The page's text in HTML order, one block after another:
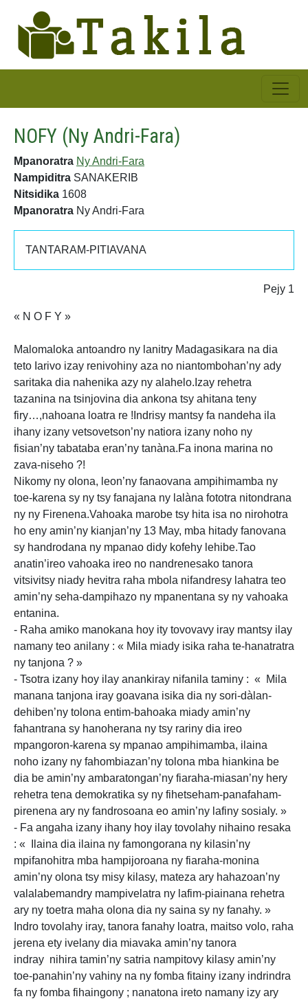
NOFY (Ny Andri-Fara)
Mpanoratra Ny Andri-Fara
Nampiditra SANAKERIB
Nitsidika 1608
Mpanoratra Ny Andri-Fara
TANTARAM-PITIAVANA
Pejy 1
« N O F Y »
Malomaloka antoandro ny lanitry Madagasikara na dia
teto Iarivo izay renivohiny aza no niantombohan’ny ady
saritaka dia nahenika azy ny alahelo.Izay rehetra
tazanina na tsinjovina dia ankona tsy ahitana teny
firy…,nahoana loatra re !Indrisy mantsy fa nandeha ila
ihany izany vetsovetson’ny natiora izany noho ny
fisian’ny tabataba eran’ny tanàna.Fa inona marina no
zava-niseho ?!
Nikomy ny olona, leon’ny fanaovana ampihimamba ny
toe-karena sy ny tsy fanajana ny lalàna fototra nitondrana
ny ny Firenena.Vahoaka marobe tsy hita isa no nirohotra
ho eny amin’ny kianjan’ny 13 May, mba hitady fanovana
sy handrodana ny mpanao didy kofehy lehibe.Tao
anatin’ireo vahoaka ireo no nandrenesako tanora
vitsivitsy niady hevitra raha mbola nifandresy lahatra teo
amin’ny seha-dampihazo ny mpanentana sy ny vahoaka
entanina.
- Raha amiko manokana hoy ity tovovavy iray mantsy ilay
namany teo anilany : « Mila miady isika raha te-hanatratra
ny tanjona ? »
- Tsotra izany hoy ilay anankiray nifanila taminy : « Mila
manana tanjona iray goavana isika dia ny sori-dàlan-
dehiben’ny tolona entim-bahoaka miady amin’ny
fahantrana sy hanoherana ny tsy rariny dia ireo
mpangoron-karena sy mpanao ampihimamba, ilaina
noho izany ny fahombiazan’ny tolona mba hiankina be
dia be amin’ny ambaratongan’ny fiaraha-miasan’ny hery
rehetra tena demokratika sy ny fihetseham-panafaham-
pirenena ary ny fandrosoana eo amin’ny lafiny sosialy. »
- Fa angaha izany ihany hoy ilay tovolahy nihaino resaka
: « Ilaina dia ilaina ny famongorana ny kilasin’ny
mpifanohitra mba hampijoroana ny fiaraha-monina
amin’ny olona tsy misy kilasy, mateza ary hahazoan’ny
valalabemandry mampivelatra ny lafim-piainana rehetra
ary ny toetra maha olona dia ny saina sy ny fanahy. »
Indro tovolahy iray, tanora fanahy loatra, maitso volo, raha
jerena ety ivelany dia miavaka amin’ny tanora
indray nihira tamin’ny satria nampitovy kilasy amin’ny
toe-panahin’ny vahiny na ny fomba fitainy izany indrindra
fa ny fomba fihaingony ; nanatona ireto namany izy ary